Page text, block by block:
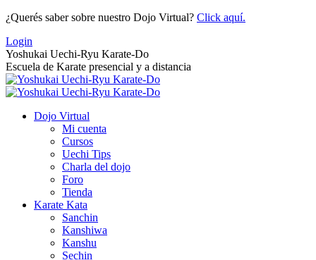
Saltar
contenido
¿Querés saber sobre nuestro Dojo Virtual? Click aquí.
Login
Yoshukai Uechi-Ryu Karate-Do
Escuela de Karate presencial y a distancia
Dojo Virtual
Mi cuenta
Cursos
Uechi Tips
Charla del dojo
Foro
Tienda
Karate Kata
Sanchin
Kanshiwa
Kanshu
Sechin